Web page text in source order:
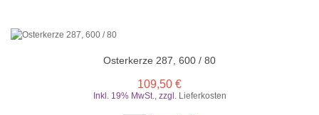
Osterkerze 287, 600 / 80
109,50 €
Inkl. 19% MwSt., zzgl. Lieferkosten